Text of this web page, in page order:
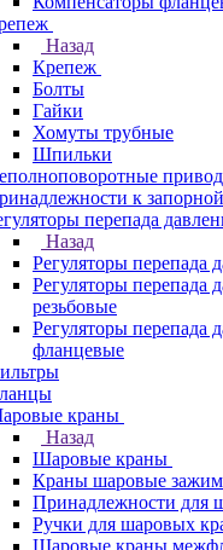
Назад
Крепеж
Болты
Гайки
Хомуты трубные
Шпильки
к
перепада
Назад
Регуляторы перепада
Регуляторы перепада
резьбовые
Регуляторы перепада
фланцевые
краны
Назад
Шаровые краны
Краны шаровые
Принадлежности для
Ручки для шаровых